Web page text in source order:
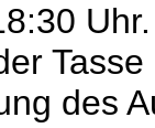
Uhr.
des